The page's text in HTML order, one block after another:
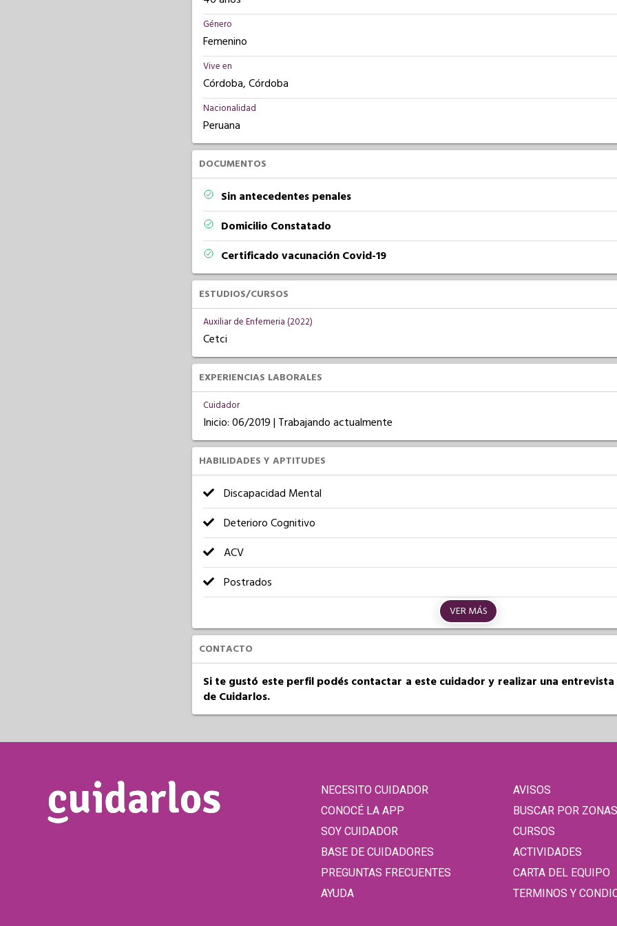
Género
Femenino
Vive en
Córdoba, Córdoba
Nacionalidad
Peruana
DOCUMENTOS
Sin antecedentes penales
Domicilio Constatado
Certificado vacunación Covid-19
ESTUDIOS/CURSOS
Auxiliar de Enfemeria (2022)
Cetci
EXPERIENCIAS LABORALES
Cuidador
Inicio: 06/2019 | Trabajando actualmente
HABILIDADES Y APTITUDES
Discapacidad Mental
Deterioro Cognitivo
ACV
Postrados
VER MÁS
CONTACTO
Si te gustó este perfil podés contactar a este cuidador y realizar una entrevista
de Cuidarlos.
NECESITO CUIDADOR
CONOCÉ LA APP
SOY CUIDADOR
BASE DE CUIDADORES
PREGUNTAS FRECUENTES
AYUDA
AVISOS
BUSCAR POR ZONAS
CURSOS
ACTIVIDADES
CARTA DEL EQUIPO
TERMINOS Y